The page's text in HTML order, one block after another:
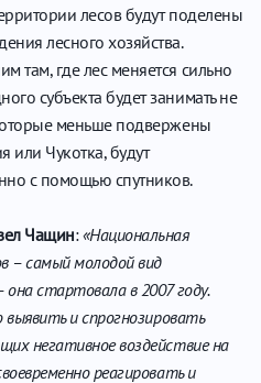
лесов будут поделены
лесного хозяйства.
там, где лес меняется сильно
субъекта будет занимать не
меньше подвержены
или Чукотка, будут
с помощью спутников.
Чащин:«Национальная
– самый молодой вид
стартовала в 2007 году.
выявить и спрогнозировать
негативное воздействие на
реагировать и